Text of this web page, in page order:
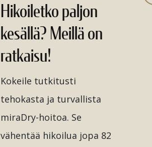
Hikoiletko paljon
kesällä? Meillä on
ratkaisu!
Kokeile tutkitusti
tehokasta ja turvallista
miraDry-hoitoa. Se
vähentää hikoilua jopa 82